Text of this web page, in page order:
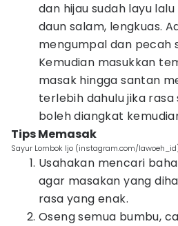
dan hijau sudah layu
daun salam, lengkuas.
mengumpal dan pecah
Kemudian masukkan
masak hingga santan
terlebih dahulu jika rasa
boleh diangkat
Tips Memasak
Sayur Lombok Ijo (instagram.com/
Usahakan mencari
agar masakan yang
rasa yang enak.
Oseng semua bumbu,